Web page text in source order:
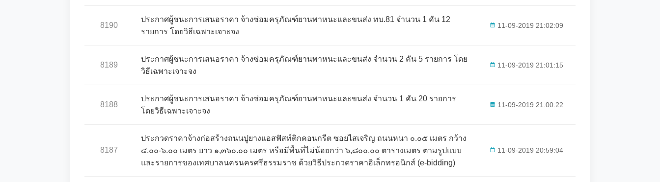
8190
ประกาศผู้ชนะการเสนอราคา จ้างซ่อมครุภัณฑ์ยานพาหนะและขนส่ง ทบ.81 จำนวน 1 คัน 12
รายการ โดยวิธีเฉพาะเจาะจง
11-09-2019 21:02:09
8189
ประกาศผู้ชนะการเสนอราคา จ้างซ่อมครุภัณฑ์ยานพาหนะและขนส่ง จำนวน 2 คัน 5 รายการ โดย
วิธีเฉพาะเจาะจง
11-09-2019 21:01:15
8188
ประกาศผู้ชนะการเสนอราคา จ้างซ่อมครุภัณฑ์ยานพาหนะและขนส่ง จำนวน 1 คัน 20 รายการ
โดยวิธีเฉพาะเจาะจง
11-09-2019 21:00:22
8187
ประกวดราคาจ้างก่อสร้างถนนปูยางแอสฟัสท์ติกคอนกรีต ซอยไสเจริญ ถนนหนา ๐.๐๕ เมตร กว้าง
๔.๐๐-๖.๐๐ เมตร ยาว ๑,๓๖๐.๐๐ เมตร หรือมีพื้นที่ไม่น้อยกว่า ๖,๘๐๐.๐๐ ตารางเมตร ตามรูปแบบ
และรายการของเทศบาลนครนครศรีธรรมราช ด้วยวิธีประกวดราคาอิเล็กทรอนิกส์ (e-bidding)
11-09-2019 20:59:04